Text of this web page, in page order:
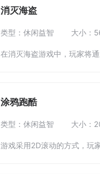
消灭海盗
类型：休闲益智 大小：
在消灭海盗游戏中，玩家将
涂鸦跑酷
类型：休闲益智 大小：
游戏采用2D滚动的方式，玩